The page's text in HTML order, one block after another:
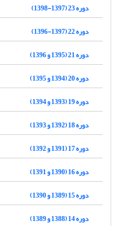
دوره 23 (1397-1398)
دوره 22 (1397-1396)
دوره 21 (1395 و 1396)
دوره 20 (1394 و 1395)
دوره 19 (1393 و 1394)
دوره 18 (1392 و 1393)
دوره 17 (1391 و 1392)
دوره 16 (1390 و 1391)
دوره 15 (1389 و 1390)
دوره 14 (1388 و 1389)